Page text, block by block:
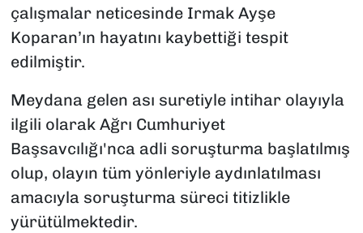
çalışmalar neticesinde Irmak Ayşe
Koparan’ın hayatını kaybettiği tespit
edilmiştir.
Meydana gelen ası suretiyle intihar olayıyla
ilgili olarak Ağrı Cumhuriyet
Başsavcılığı'nca adli soruşturma başlatılmış
olup, olayın tüm yönleriyle aydınlatılması
amacıyla soruşturma süreci titizlikle
yürütülmektedir.